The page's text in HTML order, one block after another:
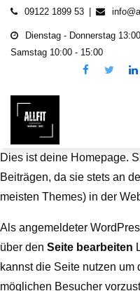
09122 1899 53
Dienstag - Donnerstag
Samstag 10:00 - 15:00
Gebrauchte
Dies ist deine Homepage.
Beiträgen, da sie stets an
meisten Themes) in der
Als angemeldeter
über den Seite bearbeiten
kannst die Seite nutzen
möglichen Besucher